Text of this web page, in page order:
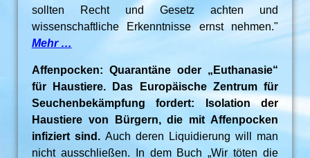
sollten Recht und Gesetz achten und
wissenschaftliche Erkenntnisse ernst nehmen."
Mehr …
Affenpocken: Quarantäne oder „Euthanasie“
für Haustiere. Das Europäische Zentrum für
Seuchenbekämpfung fordert: Isolation der
Haustiere von Bürgern, die mit Affenpocken
infiziert sind. Auch deren Liquidierung will man
nicht ausschließen. In dem Buch „Wir töten die